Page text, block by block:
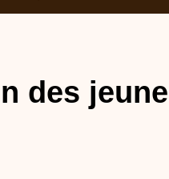
des